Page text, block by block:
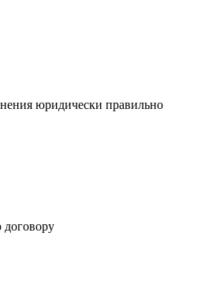
юридически правильно
договору